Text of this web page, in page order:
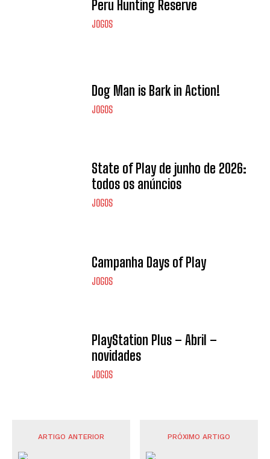
Peru Hunting Reserve
JOGOS
Dog Man is Bark in Action!
JOGOS
State of Play de junho de 2026:
todos os anúncios
JOGOS
Campanha Days of Play
JOGOS
PlayStation Plus – Abril –
novidades
JOGOS
ARTIGO ANTERIOR PRÓXIMO ARTIGO